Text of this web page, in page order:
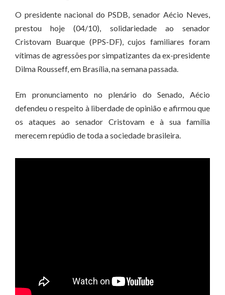
O presidente nacional do PSDB, senador Aécio Neves,
prestou hoje (04/10), solidariedade ao senador
Cristovam Buarque (PPS-DF), cujos familiares foram
vítimas de agressões por simpatizantes da ex-presidente
Dilma Rousseff, em Brasília, na semana passada.
Em pronunciamento no plenário do Senado, Aécio
defendeu o respeito à liberdade de opinião e afirmou que
os ataques ao senador Cristovam e à sua família
merecem repúdio de toda a sociedade brasileira.